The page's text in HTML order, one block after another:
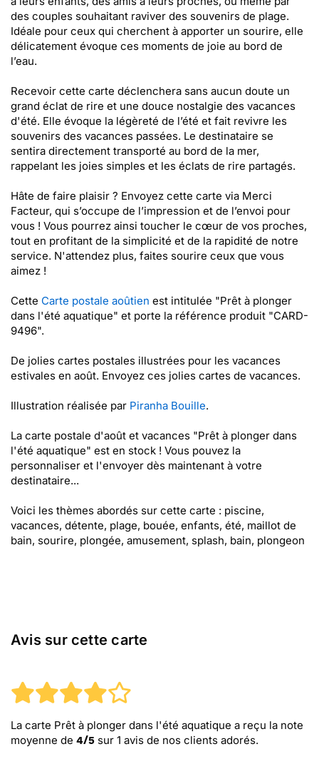
des couples souhaitant raviver des souvenirs de plage.
Idéale pour ceux qui cherchent à apporter un sourire, elle
délicatement évoque ces moments de joie au bord de
l’eau.
Recevoir cette carte déclenchera sans aucun doute un
grand éclat de rire et une douce nostalgie des vacances
d'été. Elle évoque la légèreté de l’été et fait revivre les
souvenirs des vacances passées. Le destinataire se
sentira directement transporté au bord de la mer,
rappelant les joies simples et les éclats de rire partagés.
Hâte de faire plaisir ? Envoyez cette carte via Merci
Facteur, qui s’occupe de l’impression et de l’envoi pour
vous ! Vous pourrez ainsi toucher le cœur de vos proches,
tout en profitant de la simplicité et de la rapidité de notre
service. N'attendez plus, faites sourire ceux que vous
aimez !
Cette Carte postale aoûtien est intitulée "Prêt à plonger
dans l'été aquatique" et porte la référence produit "CARD-
9496".
De jolies cartes postales illustrées pour les vacances
estivales en août. Envoyez ces jolies cartes de vacances.
Illustration réalisée par Piranha Bouille.
La carte postale d'août et vacances "Prêt à plonger dans
l'été aquatique" est en stock ! Vous pouvez la
personnaliser et l'envoyer dès maintenant à votre
destinataire...
Voici les thèmes abordés sur cette carte : piscine,
vacances, détente, plage, bouée, enfants, été, maillot de
bain, sourire, plongée, amusement, splash, bain, plongeon
Avis sur cette carte
La carte Prêt à plonger dans l'été aquatique a reçu la note
moyenne de 4/5 sur 1 avis de nos clients adorés.